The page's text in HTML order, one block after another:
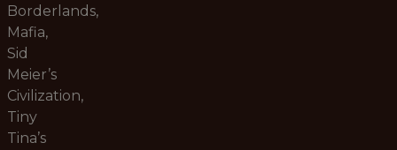
Borderlands,
Mafia,
Sid
Meier’s
Civilization,
Tiny
Tina’s